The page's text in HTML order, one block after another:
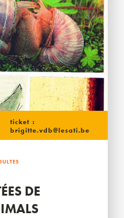
ticket :
brigitte.vdb@lesati.be
DE